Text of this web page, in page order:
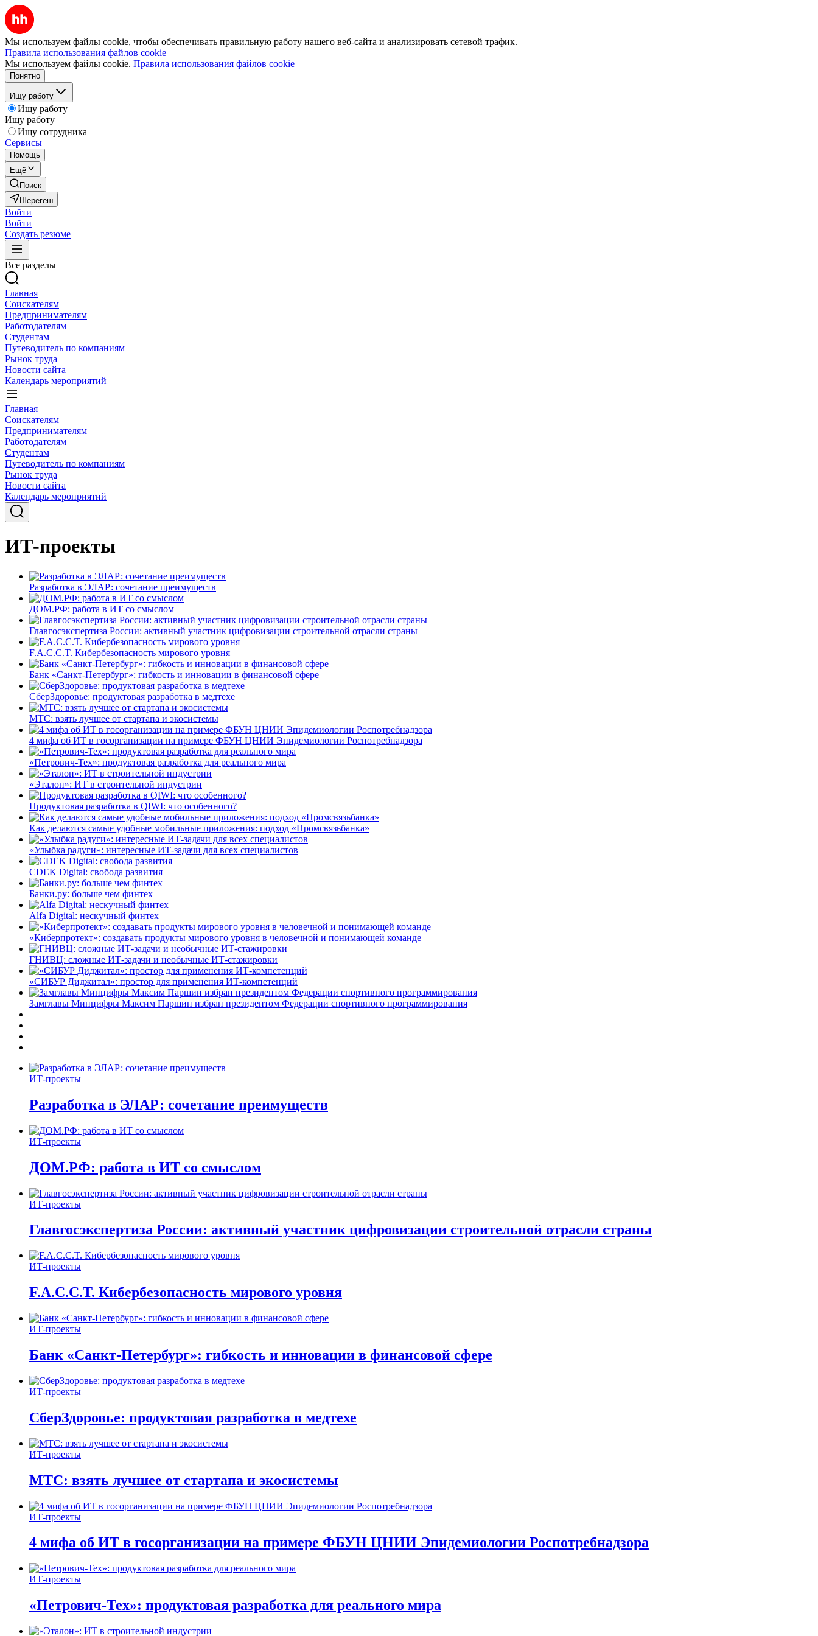
Мы используем файлы cookie, чтобы обеспечивать правильную работу нашего веб-сайта и анализировать сетевой трафик.
Правила использования файлов cookie
Мы используем файлы cookie. Правила использования файлов cookie
Понятно
Ищу работу
Ищу работу
Ищу работу
Ищу сотрудника
Сервисы
Помощь
Ещё
Поиск
Шерегеш
Войти
Войти
Создать резюме
Все разделы
Главная
Соискателям
Предпринимателям
Работодателям
Студентам
Путеводитель по компаниям
Рынок труда
Новости сайта
Календарь мероприятий
Главная
Соискателям
Предпринимателям
Работодателям
Студентам
Путеводитель по компаниям
Рынок труда
Новости сайта
Календарь мероприятий
ИТ-проекты
Разработка в ЭЛАР: сочетание преимуществ
ДОМ.РФ: работа в ИТ со смыслом
Главгосэкспертиза России: активный участник цифровизации строительной отрасли страны
F.A.C.C.T. Кибербезопасность мирового уровня
Банк «Санкт-Петербург»: гибкость и инновации в финансовой сфере
СберЗдоровье: продуктовая разработка в медтехе
МТС: взять лучшее от стартапа и экосистемы
4 мифа об ИТ в госорганизации на примере ФБУН ЦНИИ Эпидемиологии Роспотребнадзора
«Петрович-Тех»: продуктовая разработка для реального мира
«Эталон»: ИТ в строительной индустрии
Продуктовая разработка в QIWI: что особенного?
Как делаются самые удобные мобильные приложения: подход «Промсвязьбанка»
«Улыбка радуги»: интересные ИТ-задачи для всех специалистов
CDEK Digital: свобода развития
Банки.ру: больше чем финтех
Alfa Digital: нескучный финтех
«Киберпротект»: создавать продукты мирового уровня в человечной и понимающей команде
ГНИВЦ: сложные ИТ‑задачи и необычные ИТ‑стажировки
«СИБУР Диджитал»: простор для применения ИТ-компетенций
Замглавы Минцифры Максим Паршин избран президентом Федерации спортивного программирования
ИТ-проекты
Разработка в ЭЛАР: сочетание преимуществ
ИТ-проекты
ДОМ.РФ: работа в ИТ со смыслом
ИТ-проекты
Главгосэкспертиза России: активный участник цифровизации строительной отрасли страны
ИТ-проекты
F.A.C.C.T. Кибербезопасность мирового уровня
ИТ-проекты
Банк «Санкт-Петербург»: гибкость и инновации в финансовой сфере
ИТ-проекты
СберЗдоровье: продуктовая разработка в медтехе
ИТ-проекты
МТС: взять лучшее от стартапа и экосистемы
ИТ-проекты
4 мифа об ИТ в госорганизации на примере ФБУН ЦНИИ Эпидемиологии Роспотребнадзора
ИТ-проекты
«Петрович-Тех»: продуктовая разработка для реального мира